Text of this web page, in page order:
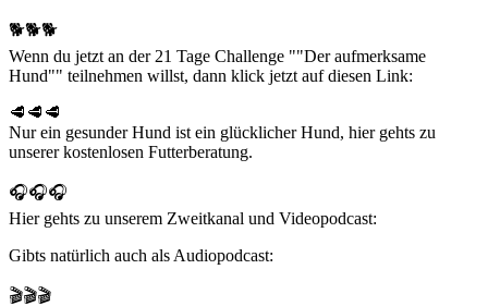
🐕🐕🐕
Wenn du jetzt an der 21 Tage Challenge ""Der aufmerksame
Hund"" teilnehmen willst, dann klick jetzt auf diesen Link:
🥩🥩🥩
Nur ein gesunder Hund ist ein glücklicher Hund, hier gehts zu
unserer kostenlosen Futterberatung.
🎧🎧🎧
Hier gehts zu unserem Zweitkanal und Videopodcast:
Gibts natürlich auch als Audiopodcast:
🎬🎬🎬